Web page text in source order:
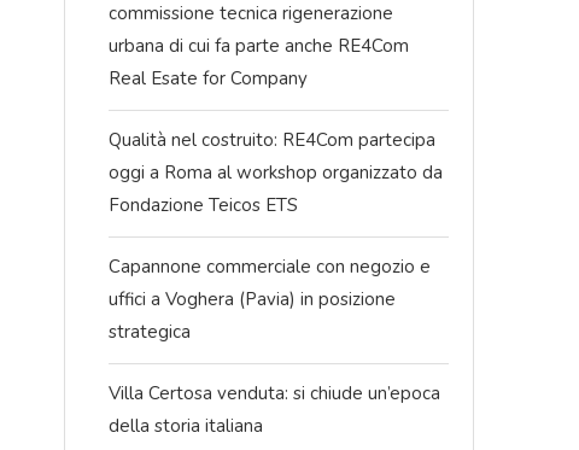
commissione tecnica rigenerazione
urbana di cui fa parte anche RE4Com
Real Esate for Company
Qualità nel costruito: RE4Com partecipa
oggi a Roma al workshop organizzato da
Fondazione Teicos ETS
Capannone commerciale con negozio e
uffici a Voghera (Pavia) in posizione
strategica
Villa Certosa venduta: si chiude un’epoca
della storia italiana